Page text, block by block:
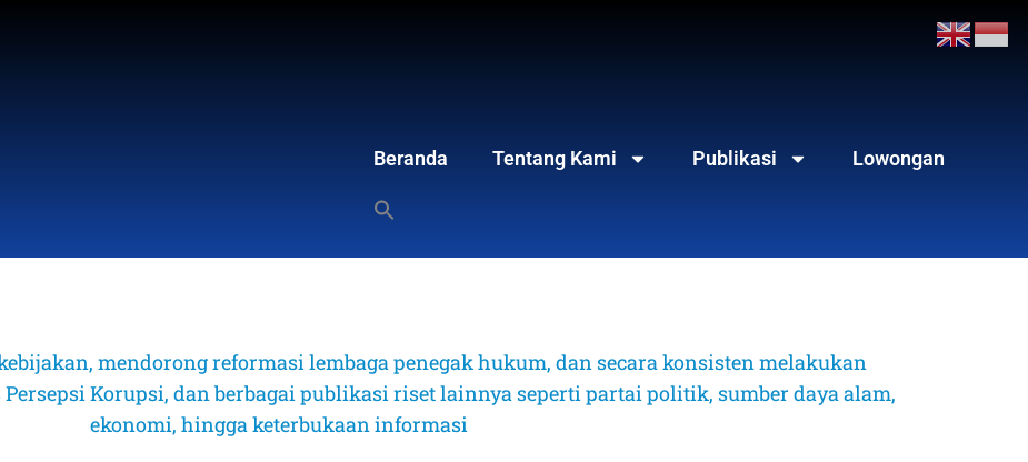
Beranda Tentang Kami Publikasi Lowongan
mendorong reformasi lembaga penegak hukum, dan secara konsisten melakukan
Korupsi, dan berbagai publikasi riset lainnya seperti partai politik, sumber daya alam,
ekonomi, hingga keterbukaan informasi